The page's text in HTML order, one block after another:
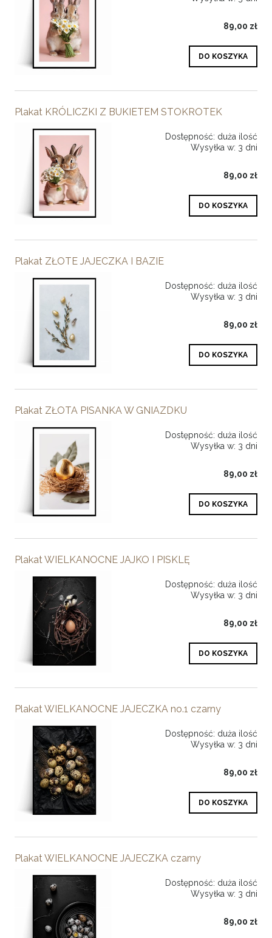
89,00 zł
DO KOSZYKA
Plakat KRÓLICZKI Z BUKIETEM STOKROTEK
Dostępność: duża ilość
Wysyłka w: 3 dni
89,00 zł
DO KOSZYKA
Plakat ZŁOTE JAJECZKA I BAZIE
Dostępność: duża ilość
Wysyłka w: 3 dni
89,00 zł
DO KOSZYKA
Plakat ZŁOTA PISANKA W GNIAZDKU
Dostępność: duża ilość
Wysyłka w: 3 dni
89,00 zł
DO KOSZYKA
Plakat WIELKANOCNE JAJKO I PISKLĘ
Dostępność: duża ilość
Wysyłka w: 3 dni
89,00 zł
DO KOSZYKA
Plakat WIELKANOCNE JAJECZKA no.1 czarny
Dostępność: duża ilość
Wysyłka w: 3 dni
89,00 zł
DO KOSZYKA
Plakat WIELKANOCNE JAJECZKA czarny
Dostępność: duża ilość
Wysyłka w: 3 dni
89,00 zł